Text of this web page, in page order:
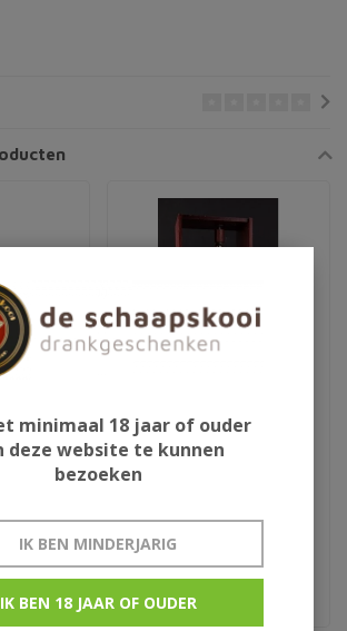
Trompet Louis
Armstrong
€89,95
minimaal 18 jaar of ouder
deze website te kunnen
bezoeken
IK BEN MINDERJARIG
IK BEN 18 JAAR OF OUDER